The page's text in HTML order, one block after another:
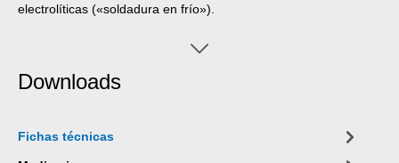
electrolíticas («soldadura en frío»).
Downloads
Fichas técnicas